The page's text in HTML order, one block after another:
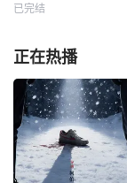
已完结
正在热播